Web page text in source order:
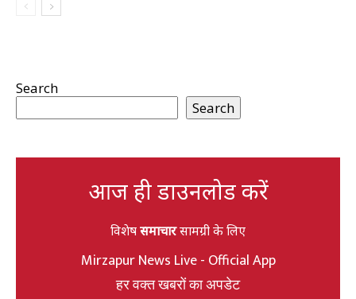
Search
Search
आज ही डाउनलोड करें
विशेषसमाचारसामग्री के लिए
Mirzapur News Live - Official App
हर वक्त खबरों का अपडेट